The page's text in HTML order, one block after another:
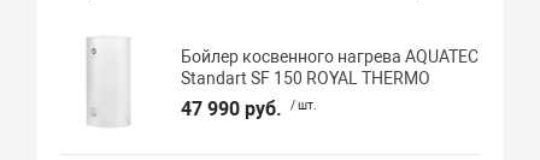
Бойлер косвенного нагрева AQUATEC
Standart SF 150 ROYAL THERMO
47 990 руб. / шт.